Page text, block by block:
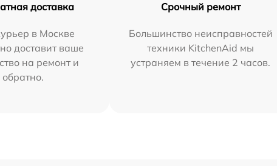
доставка
в Москве
доставит ваше
на ремонт и
обратно.
Срочный ремонт
Большинство неисправностей
техники KitchenAid мы
устраняем в течение 2 часов.